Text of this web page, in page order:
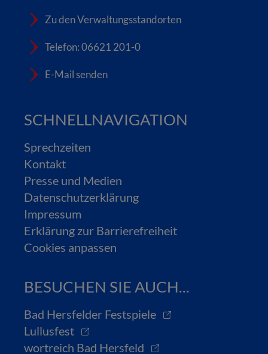
Zu den Verwaltungsstandorten
Telefon: 06621 201-0
E-Mail senden
SCHNELLNAVIGATION
Sprechzeiten
Kontakt
Presse und Medien
Datenschutzerklärung
Impressum
Erklärung zur Barrierefreiheit
Cookies anpassen
BESUCHEN SIE AUCH...
Bad Hersfelder Festspiele
Lullusfest
wortreich Bad Hersfeld